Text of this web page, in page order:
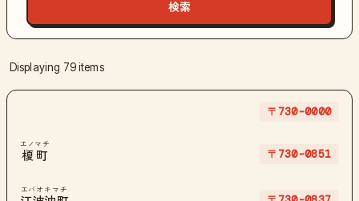
Displaying 79 items
〒730-0000
榎町
エノマチ
〒730-0851
エバオキマチ